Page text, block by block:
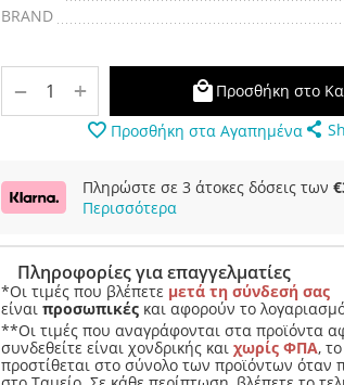
BRAND
+
−
Προσθήκη στο
Προσθήκη στα Αγαπημένα
Πληρώστε σε 3 άτοκες δόσεις των €
Περισσότερα
Πληροφορίες για επαγγελματίες
*Οι τιμές που βλέπετε μετά τη σύνδεσή σας
είναι προσωπικές και αφορούν το
**Οι τιμές που αναγράφονται στα προϊόντα
συνδεθείτε είναι χονδρικής και χωρίς ΦΠΑ,
προστίθεται στο σύνολο των προϊόντων όταν